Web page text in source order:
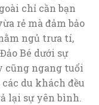
chỉ cần bạn
rẻ mà đảm bảo
ngủ trưa tí,
Bé dưới sự
cũng ngang tuổi
du khách đều
lại sự yên bình.